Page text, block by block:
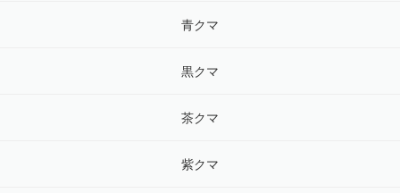
青クマ
黒クマ
茶クマ
紫クマ